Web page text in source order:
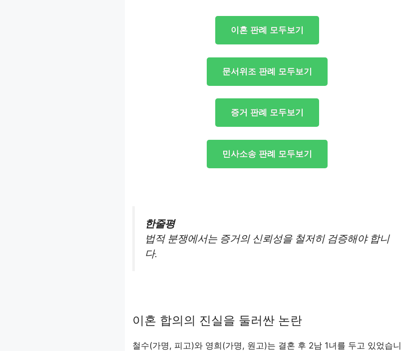
이혼 판례 모두보기
문서위조 판례 모두보기
증거 판례 모두보기
민사소송 판례 모두보기
한줄평
법적 분쟁에서는 증거의 신뢰성을 철저히 검증해야 합니
다.
이혼 합의의 진실을 둘러싼 논란
철수(가명, 피고)와 영희(가명, 원고)는 결혼 후 2남 1녀를 두고 있었습니